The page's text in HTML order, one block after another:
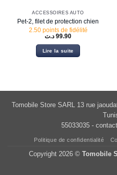
ACCESSOIRES AUTO
Pet-2, filet de protection chien
2.50 points de fidélité
99.90 د.ت
Lire la suite
Tomobile Store SARL 13 rue
55033035 -
Politique de confidentialité
Copyright 2026 © Tomobile